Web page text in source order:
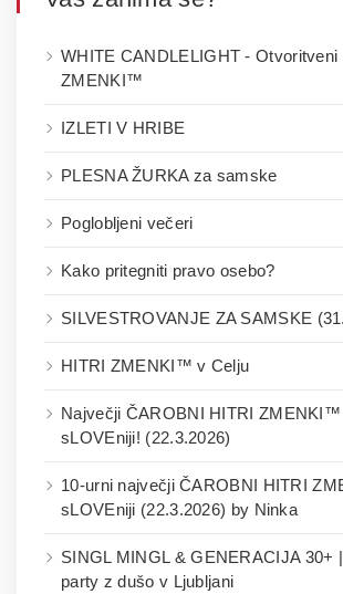
WHITE CANDLELIGHT - Otvoritveni
ZMENKI™
IZLETI V HRIBE
PLESNA ŽURKA za samske
Poglobljeni večeri
Kako pritegniti pravo osebo?
SILVESTROVANJE ZA SAMSKE
HITRI ZMENKI™ v Celju
Največji ČAROBNI HITRI
sLOVEniji! (22.3.2026)
10-urni največji ČAROBNI HITRI
sLOVEniji (22.3.2026) by Ninka
SINGL MINGL & GENERACIJA 30+
party z dušo v Ljubljani